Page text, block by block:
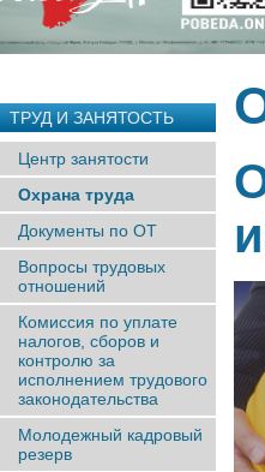
ТРУД И ЗАНЯТОСТЬ
Центр занятости
Охрана труда
Документы по ОТ
Вопросы трудовых
отношений
Комиссия по уплате
налогов, сборов и
контролю за
исполнением трудового
законодательства
Молодежный кадровый
резерв